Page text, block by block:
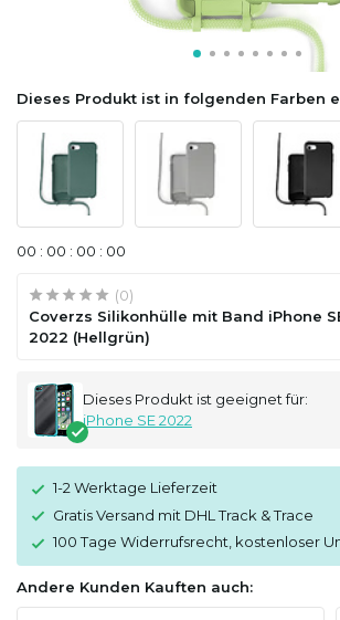
Dieses Produkt ist in folgenden Farben
00 : 00 : 00 : 00
(0)
Coverzs Silikonhülle mit Band iPhone
2022 (Hellgrün)
Dieses Produkt ist geeignet für:
iPhone SE 2022
1-2 Werktage Lieferzeit
Gratis Versand mit DHL Track & Trace
100 Tage Widerrufsrecht, kostenloser
Andere Kunden Kauften auch: